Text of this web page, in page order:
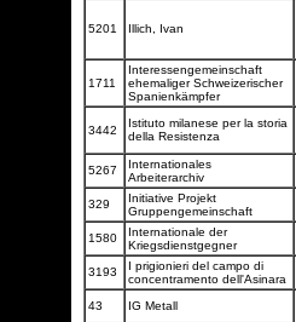
5201 Illich, Ivan
1711
Interessengemeinschaft
ehemaliger Schweizerischer
Spanienkämpfer
3442
Istituto milanese per la storia
della Resistenza
5267
Internationales
Arbeiterarchiv
329
Initiative Projekt
Gruppengemeinschaft
1580
Internationale der
Kriegsdienstgegner
3193
I prigionieri del campo di
concentramento dell'Asinara
43 IG Metall